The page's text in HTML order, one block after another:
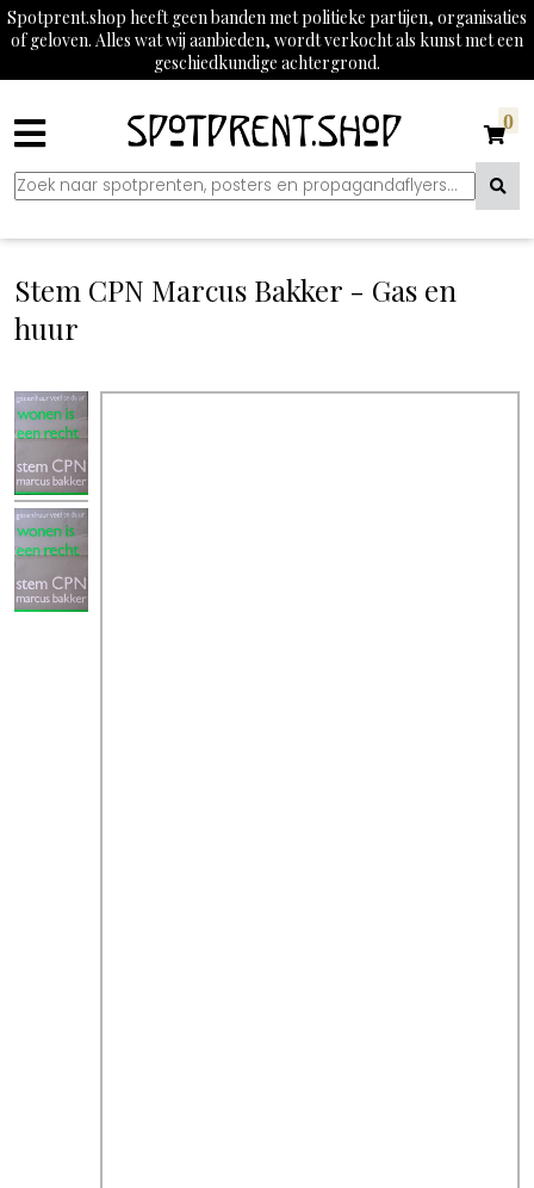
Spotprent.shop heeft geen banden met politieke partijen, organisaties
of geloven. Alles wat wij aanbieden, wordt verkocht als kunst met een
geschiedkundige achtergrond.
0
Stem CPN Marcus Bakker - Gas en
huur